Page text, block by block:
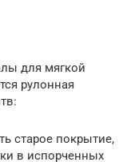
для мягкой
рулонная
старое покрытие,
в испорченных